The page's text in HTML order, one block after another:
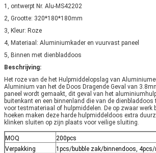
1, ontwerpt Nr. Alu-MS42202
2, Grootte: 320*180*180mm
3, Kleur: Roze
4, Materiaal: Aluminiumkader en vuurvast paneel
5, Binnen met dienbladdoos
Beschrijving:
Het roze van de het Hulpmiddelopslag van
Aluminium van het de Doos Dragende Geval van
paneel wordt gemaakt, dit geval van het
buitenkant en een binnenland die van de dienbladdoos
voor testmateriaal of hulpmiddelen. De op zwaar werk
hoeken maken deze harde hulpmiddeldoos extra
klinken sluiten op zijn plaats voor veilige sluiting.
MOQ
200pcs
Verpakking
1pcs/bubble zak/binnendoos,